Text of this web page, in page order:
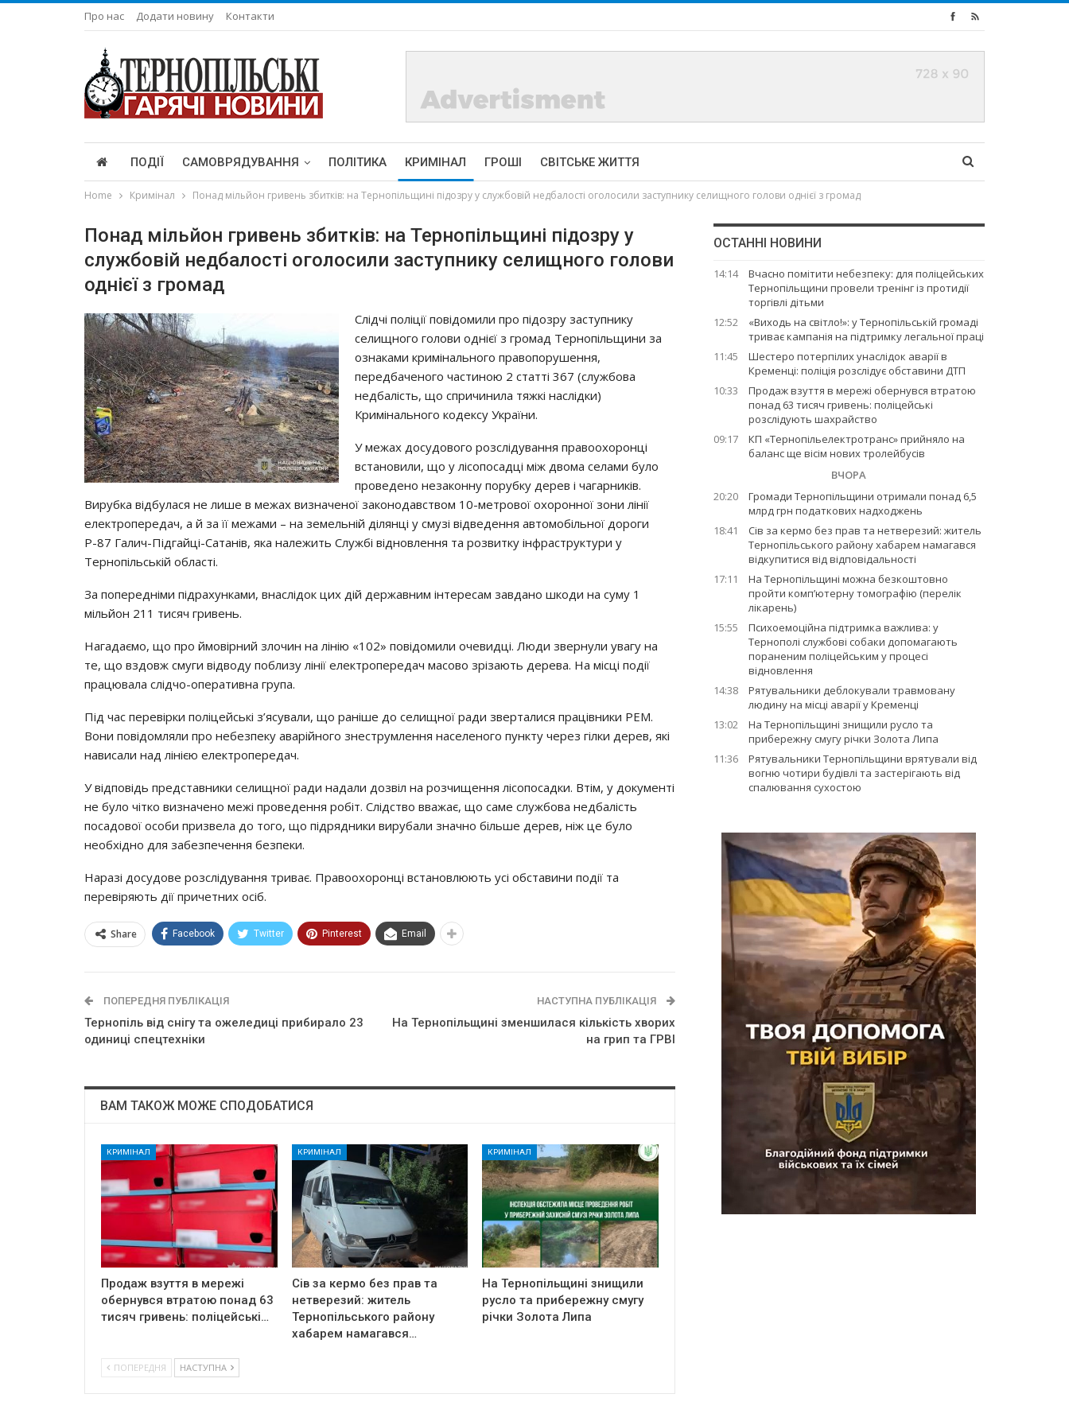
Про нас Додати новину Контакти
ПОДІЇ САМОВРЯДУВАННЯ ПОЛІТИКА КРИМІНАЛ ГРОШІ СВІТСЬКЕ ЖИТТЯ
Home Кримінал Понад мільйон гривень збитків: на Тернопільщині підозру у службовій недбалості оголосили заступнику селищного голови однієї з громад
Понад мільйон гривень збитків: на Тернопільщині підозру у
службовій недбалості оголосили заступнику селищного голови
однієї з громад
Слідчі поліції повідомили про підозру заступнику
селищного голови однієї з громад Тернопільщини за
ознаками кримінального правопорушення,
передбаченого частиною 2 статті 367 (службова
недбалість, що спричинила тяжкі наслідки)
Кримінального кодексу України.
У межах досудового розслідування правоохоронці
встановили, що у лісопосадці між двома селами було
проведено незаконну порубку дерев і чагарників.
Вирубка відбулася не лише в межах визначеної законодавством 10-метрової охоронної зони лінії
електропередач, а й за її межами – на земельній ділянці у смузі відведення автомобільної дороги
Р-87 Галич-Підгайці-Сатанів, яка належить Службі відновлення та розвитку інфраструктури у
Тернопільській області.
За попередніми підрахунками, внаслідок цих дій державним інтересам завдано шкоди на суму 1
мільйон 211 тисяч гривень.
Нагадаємо, що про ймовірний злочин на лінію «102» повідомили очевидці. Люди звернули увагу на
те, що вздовж смуги відводу поблизу лінії електропередач масово зрізають дерева. На місці події
працювала слідчо-оперативна група.
Під час перевірки поліцейські з’ясували, що раніше до селищної ради зверталися працівники РЕМ.
Вони повідомляли про небезпеку аварійного знеструмлення населеного пункту через гілки дерев, які
нависали над лінією електропередач.
У відповідь представники селищної ради надали дозвіл на розчищення лісопосадки. Втім, у документі
не було чітко визначено межі проведення робіт. Слідство вважає, що саме службова недбалість
посадової особи призвела до того, що підрядники вирубали значно більше дерев, ніж це було
необхідно для забезпечення безпеки.
Наразі досудове розслідування триває. Правоохоронці встановлюють усі обставини події та
перевіряють дії причетних осіб.
Share Facebook Twitter Pinterest Email
ПОПЕРЕДНЯ ПУБЛІКАЦІЯ
Тернопіль від снігу та ожеледиці прибирало 23
одиниці спецтехніки
НАСТУПНА ПУБЛІКАЦІЯ
На Тернопільщині зменшилася кількість хворих
на грип та ГРВІ
ВАМ ТАКОЖ МОЖЕ СПОДОБАТИСЯ
КРИМІНАЛ
Продаж взуття в мережі
обернувся втратою понад 63
тисяч гривень: поліцейські…
КРИМІНАЛ
Сів за кермо без прав та
нетверезий: житель
Тернопільського району
хабарем намагався…
КРИМІНАЛ
На Тернопільщині знищили
русло та прибережну смугу
річки Золота Липа
ПОПЕРЕДНЯ НАСТУПНА
ОСТАННІ НОВИНИ
14:14
Вчасно помітити небезпеку: для поліцейських
Тернопільщини провели тренінг із протидії
торгівлі дітьми
12:52
«Виходь на світло!»: у Тернопільській громаді
триває кампанія на підтримку легальної праці
11:45
Шестеро потерпілих унаслідок аварії в
Кременці: поліція розслідує обставини ДТП
10:33
Продаж взуття в мережі обернувся втратою
понад 63 тисяч гривень: поліцейські
розслідують шахрайство
09:17
КП «Тернопільелектротранс» прийняло на
баланс ще вісім нових тролейбусів
ВЧОРА
20:20
Громади Тернопільщини отримали понад 6,5
млрд грн податкових надходжень
18:41
Сів за кермо без прав та нетверезий: житель
Тернопільського району хабарем намагався
відкупитися від відповідальності
17:11
На Тернопільщині можна безкоштовно
пройти комп’ютерну томографію (перелік
лікарень)
15:55
Психоемоційна підтримка важлива: у
Тернополі службові собаки допомагають
пораненим поліцейським у процесі
відновлення
14:38
Рятувальники деблокували травмовану
людину на місці аварії у Кременці
13:02
На Тернопільщині знищили русло та
прибережну смугу річки Золота Липа
11:36
Рятувальники Тернопільщини врятували від
вогню чотири будівлі та застерігають від
спалювання сухостою